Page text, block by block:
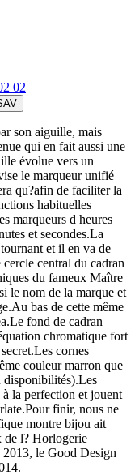
02
son aiguille, mais
qui en fait aussi une
évolue vers un
le marqueur unifié
qu?afin de faciliter la
habituelles
marqueurs d heures
et secondes.La
et il en va de
central du cadran
du fameux Maître
le nom de la marque et
bas de cette même
fond de cadran
chromatique fort
cornes
couleur marron que
disponibilités).Les
à la perfection et jouent
finir, nous ne
montre bijou ait
de l? Horlogerie
le Good Design